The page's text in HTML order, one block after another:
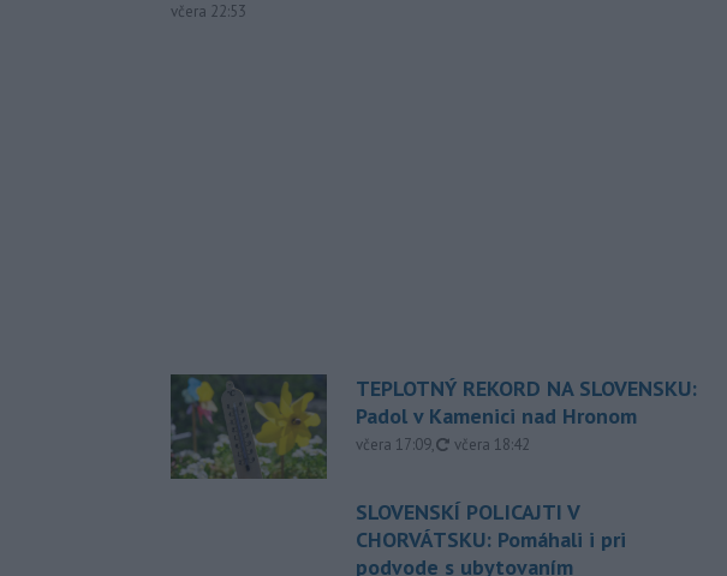
včera 22:53
TEPLOTNÝ REKORD NA SLOVENSKU:
Padol v Kamenici nad Hronom
včera 17:09, aktualizované
včera 18:42
SLOVENSKÍ POLICAJTI V
CHORVÁTSKU: Pomáhali i pri
podvode s ubytovaním